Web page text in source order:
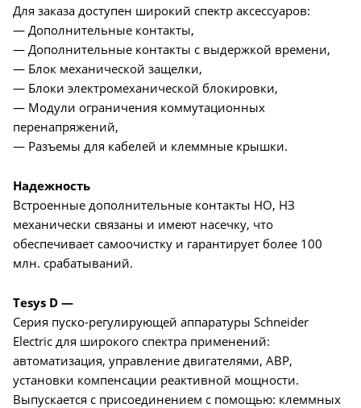
Для заказа доступен широкий спектр аксессуаров:
— Дополнительные контакты,
— Дополнительные контакты с выдержкой времени,
— Блок механической защелки,
— Блоки электромеханической блокировки,
— Модули ограничения коммутационных
перенапряжений,
— Разъемы для кабелей и клеммные крышки.
Надежность
Встроенные дополнительные контакты НО, НЗ
механически связаны и имеют насечку, что
обеспечивает самоочистку и гарантирует более 100
млн. срабатываний.
Tesys D —
Серия пуско-регулирующей аппаратуры Schneider
Electric для широкого спектра применений:
автоматизация, управление двигателями, АВР,
установки компенсации реактивной мощности.
Выпускается с присоединением с помощью: клеммных